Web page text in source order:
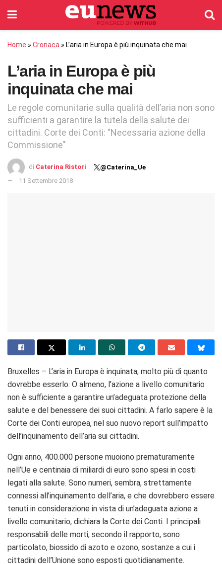
Home » Cronaca » L’aria in Europa è più inquinata che mai
L’aria in Europa è più
inquinata che mai
Le regole comunitarie sulla qualità dell’aria non sono
sufficienti a garantire la tutela della salute dei
cittadini. Corte dei Conti: "Necessaria azione della
Commissione"
di Caterina Ristori
@Caterina_Ue
11 Settembre 2018
Bruxelles – L’aria in Europa è inquinata, molto più di quanto
dovrebbe esserlo. O almeno, l’azione a livello comunitario
non è sufficiente a garantire un’adeguata protezione della
salute e del benessere dei suoi cittadini. A farlo sapere è la
Corte dei Conti europea, nel suo nuovo report sull’impatto
dell’inquinamento dell’aria sui cittadini.
Ogni anno, 400.000 persone muoiono prematuramente
nell’Ue e centinaia di miliardi di euro sono spesi in costi
legati alla salute. Sono numeri, sembra, strettamente
connessi all’inquinamento dell’aria, e che dovrebbero essere
tenuti in considerazione in vista di un’adeguata azione a
livello comunitario, dichiara la Corte dei Conti. I principali
responsabili delle morti, secondo il rapporto, sono
particolato, biossido di azoto e ozono, sostanze a cui i
cittadini dell’Unione sono esposti quotidianamente.